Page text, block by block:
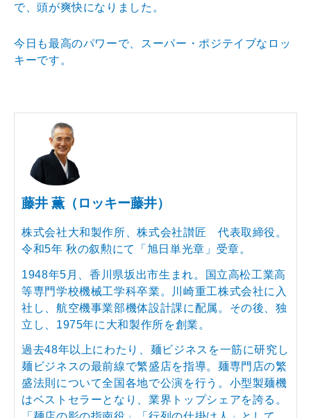
で、頭が爽快になりました。
今日も最高のパワーで、スーパー・ポジテイブなロッ
キーです。
藤井 薫（ロッキー藤井）
株式会社大和製作所、株式会社讃匠 代表取締役。
令和5年 秋の叙勲にて「旭日単光章」受章。
1948年5月、香川県坂出市生まれ。国立高松工業高
等専門学校機械工学科卒業。川崎重工株式会社に入
社し、航空機事業部機体設計課に配属。その後、独
立し、1975年に大和製作所を創業。
過去48年以上にわたり、麺ビジネスを一筋に研究し
麺ビジネスの最前線で繁盛店を指導。麺専門店の繁
盛法則について全国各地で公演を行う。小型製麺機
はベストセラーとなり、業界トップシェアを誇る。